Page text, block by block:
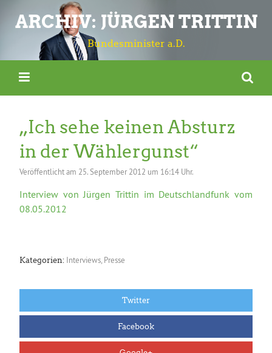
ARCHIV: JÜRGEN TRITTIN
Bundesminister a.D.
„Ich sehe keinen Absturz
in der Wählergunst“
Veröffentlicht am 25. September 2012 um 16:14 Uhr.
Interview von Jürgen Trittin im Deutschlandfunk vom
08.05.2012
Kategorien: Interviews Presse
Twitter
Facebook